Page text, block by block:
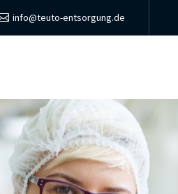
info@teuto-entsorgung.de